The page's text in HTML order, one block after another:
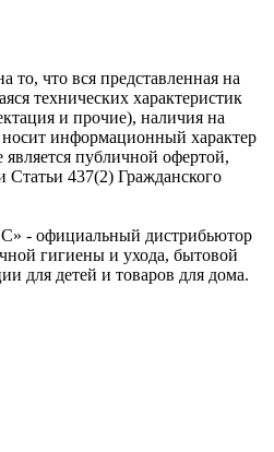
что вся представленная на
технических характеристик
и прочие), наличия на
носит информационный характер
публичной офертой,
437(2) Гражданского
- официальный дистрибьютор
гигиены и ухода, бытовой
для детей и товаров для дома.